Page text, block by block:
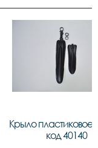
Крыло пластиковое
код 40140